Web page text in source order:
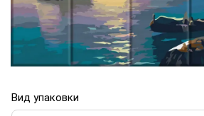
Вид упаковки